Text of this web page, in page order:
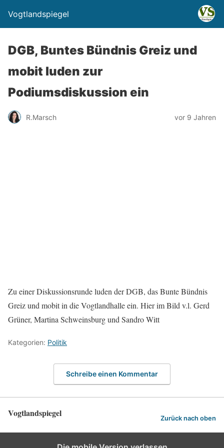
Vogtlandspiegel
DGB, Buntes Bündnis Greiz und
mobit luden zur
Podiumsdiskussion ein
R.Marsch vor 9 Jahren
Zu einer Diskussionsrunde luden der DGB, das Bunte Bündnis
Greiz und mobit in die Vogtlandhalle ein. Hier im Bild v.l. Gerd
Grüner, Martina Schweinsburg und Sandro Witt
Kategorien: Politik
Schreibe einen Kommentar
Vogtlandspiegel Zurück nach oben